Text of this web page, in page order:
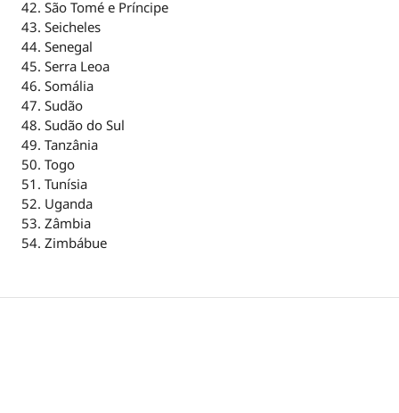
São Tomé e Príncipe
Seicheles
Senegal
Serra Leoa
Somália
Sudão
Sudão do Sul
Tanzânia
Togo
Tunísia
Uganda
Zâmbia
Zimbábue